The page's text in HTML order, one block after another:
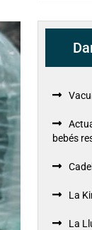
bebés
La
La